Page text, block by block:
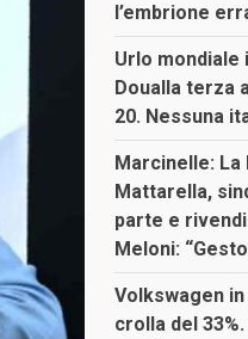
l’embrione
Urlo mondiale
Doualla terza
20. Nessuna
Marcinelle: La
Mattarella,
parte e
Meloni:
Volkswagen
crolla del